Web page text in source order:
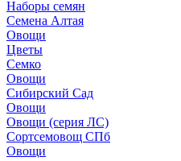
Наборы семян
Семена Алтая
Овощи
Цветы
Семко
Овощи
Сибирский Сад
Овощи
Овощи (серия ЛС)
Сортсемовощ СПб
Овощи